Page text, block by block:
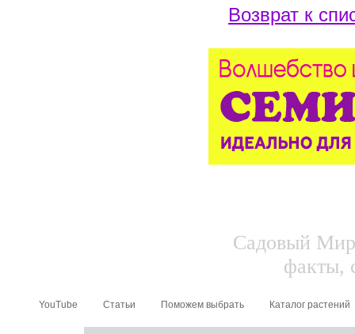
Возврат к
Садовый
факты,
YouTube Статьи Поможем выбрать Каталог растений